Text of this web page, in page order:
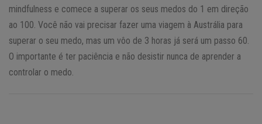
mindfulness e comece a superar os seus medos do 1 em direção
ao 100. Você não vai precisar fazer uma viagem à Austrália para
superar o seu medo, mas um vôo de 3 horas já será um passo 60.
O importante é ter paciência e não desistir nunca de aprender a
controlar o medo.